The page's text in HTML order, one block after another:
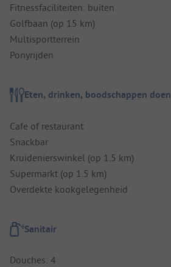
Fitnessfaciliteiten: buiten
Golfbaan (op 15 km)
Multisportterrein
Ponyrijden
Eten, drinken, boodschappen doen
Cafe of restaurant
Snackbar
Kruidenierswinkel (op 1.5 km)
Supermarkt (op 1.5 km)
Overdekte kookgelegenheid
Sanitair
Douches: 4